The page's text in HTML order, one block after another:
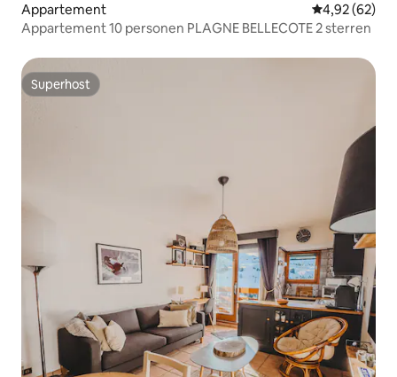
Appartement Gemiddelde
4,92 (62)
Appartement 10 personen PLAGNE BELLECOTE 2 sterren
Superhost
Superhost